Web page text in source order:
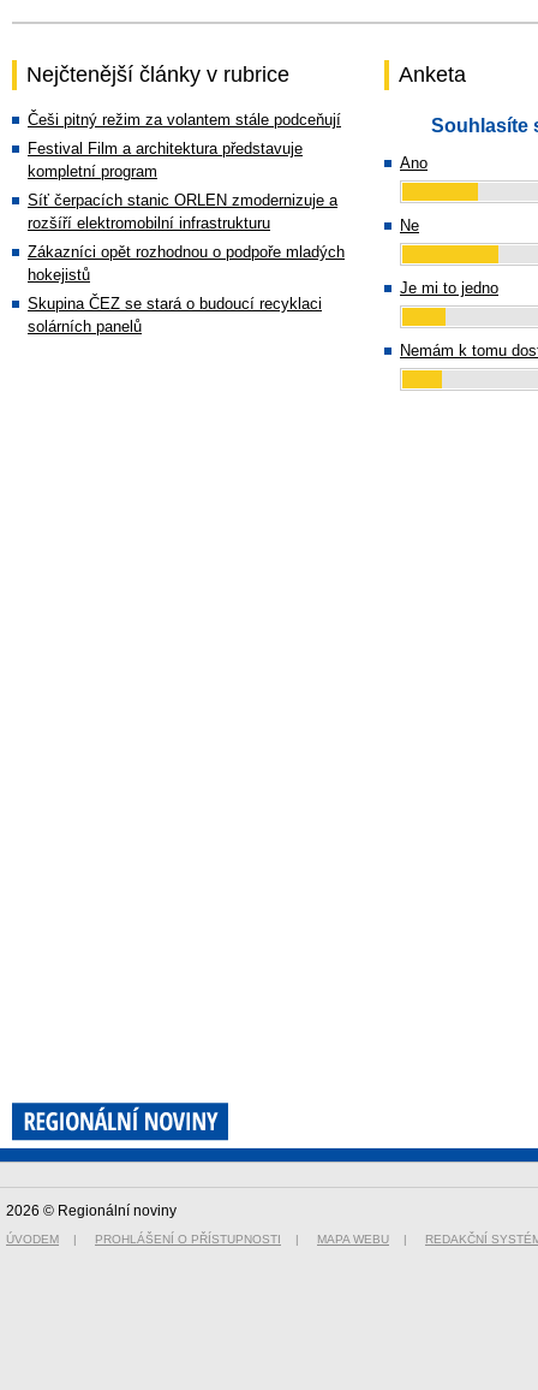
Nejčtenější články v rubrice
Češi pitný režim za volantem stále podceňují
Festival Film a architektura představuje
kompletní program
Síť čerpacích stanic ORLEN zmodernizuje a
rozšíří elektromobilní infrastrukturu
Zákazníci opět rozhodnou o podpoře mladých
hokejistů
Skupina ČEZ se stará o budoucí recyklaci
solárních panelů
Anketa
Souhlasíte
Ano
Ne
Je mi to jedno
Nemám k tomu
2026 © Regionální noviny
ÚVODEM | PROHLÁŠENÍ O PŘÍSTUPNOSTI | MAPA WEBU | REDAKČNÍ